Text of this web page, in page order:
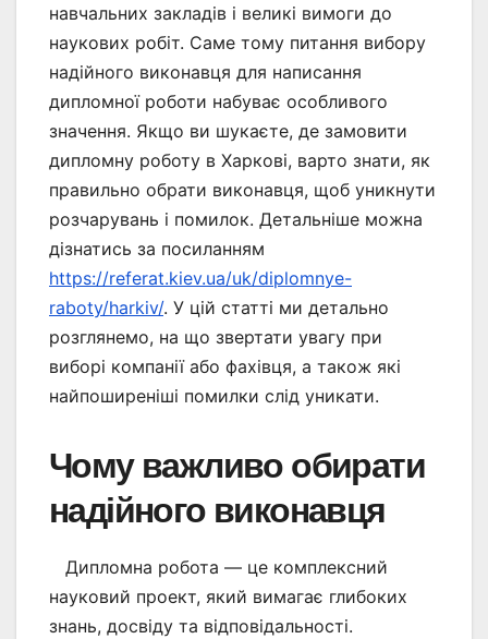
навчальних закладів і великі вимоги до
наукових робіт. Саме тому питання вибору
надійного виконавця для написання
дипломної роботи набуває особливого
значення. Якщо ви шукаєте, де замовити
дипломну роботу в Харкові, варто знати, як
правильно обрати виконавця, щоб уникнути
розчарувань і помилок. Детальніше можна
дізнатись за посиланням
https://referat.kiev.ua/uk/diplomnye-
raboty/harkiv/. У цій статті ми детально
розглянемо, на що звертати увагу при
виборі компанії або фахівця, а також які
найпоширеніші помилки слід уникати.
Чому важливо обирати
надійного виконавця
Дипломна робота — це комплексний
науковий проект, який вимагає глибоких
знань, досвіду та відповідальності.